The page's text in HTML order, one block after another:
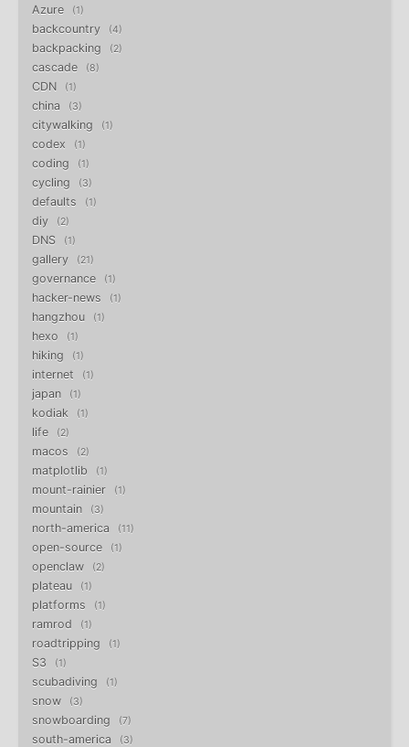
Azure 1
backcountry 4
backpacking 2
cascade 8
CDN 1
china 3
citywalking 1
codex 1
coding 1
cycling 3
defaults 1
diy 2
DNS 1
gallery 21
governance 1
hacker-news 1
hangzhou 1
hexo 1
hiking 1
internet 1
japan 1
kodiak 1
life 2
macos 2
matplotlib 1
mount-rainier 1
mountain 3
north-america 11
open-source 1
openclaw 2
plateau 1
platforms 1
ramrod 1
roadtripping 1
S3 1
scubadiving 1
snow 3
snowboarding 7
south-america 3